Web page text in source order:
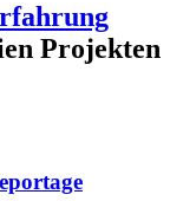
Projekten